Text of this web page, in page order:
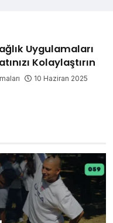
Uygulamaları
Kolaylaştırın
10 Haziran 2025